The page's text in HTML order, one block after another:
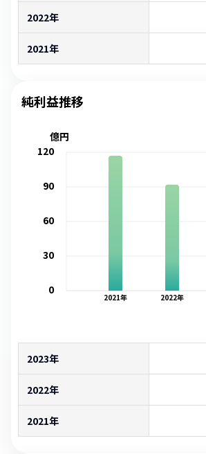
2022年
2021年
純利益推移
2021年 2022年
0
30
60
90
120
億円
2023年
2022年
2021年